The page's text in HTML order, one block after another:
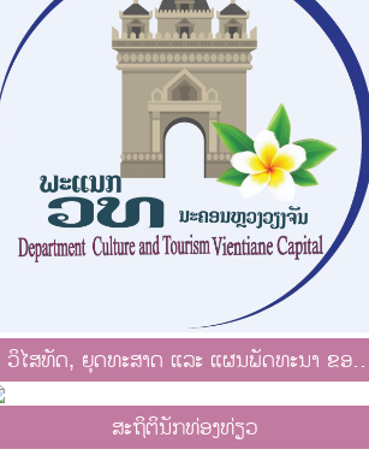
ວິໄສທັດ, ຍຸດທະສາດ ແລະ ແຜນພັດທະນາ ຂອງ
ສະຖິຕິນັກທ່ອງທ່ຽວ